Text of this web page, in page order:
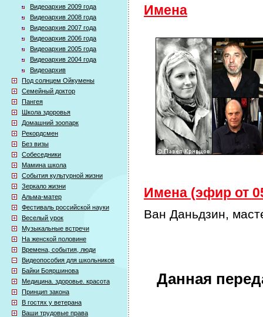
Видеоархив 2009 года
Видеоархив 2008 года
Видеоархив 2007 года
Видеоархив 2006 года
Видеоархив 2005 года
Видеоархив 2004 года
Видеоархив
Под солнцем Ойкумены
Семейный доктор
Пангея
Школа здоровья
Домашний зоопарк
Рекордсмен
Без визы
Собеседники
Мамина школа
События культурной жизни
Зеркало жизни
Альма-матер
Фестиваль российской науки
Веселый урок
Музыкальные встречи
На женской половине
Времена, события, люди
Видеопособия для школьников
Байки Бояршинова
Медицина. здоровье. красота
Принцип закона
В гостях у ветерана
Ваши трудовые права
Имена
Имена (эфир от
Ван Даньдзин,
Данная